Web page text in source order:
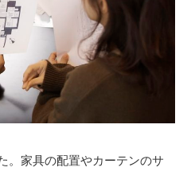
。家具の配置やカーテンのサ